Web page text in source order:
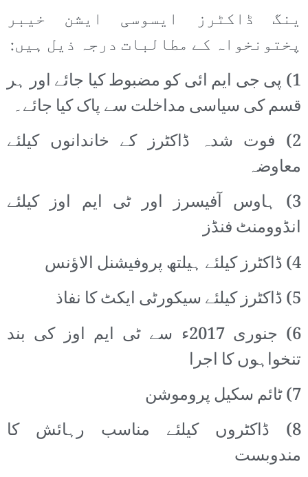
ینگ ڈاکٹرز ایسوسی ایشن خیبر
پختونخواہ کے مطالبات درجہ ذیل ہیں:
1) پی جی ایم ائی کو مضبوط کیا جائے اور ہر
قسم کی سیاسی مداخلت سے پاک کیا جائے۔
2) فوت شدہ ڈاکٹرز کے خاندانوں کیلئے
معاوضہ
3) ہاوس آفیسرز اور ٹی ایم اوز کیلئے
انڈوومنٹ فنڈز
4) ڈاکٹرز کیلئے ہیلتھ پروفیشنل الاؤنس
5) ڈاکٹرز کیلئے سیکورٹی ایکٹ کا نفاذ
6) جنوری 2017ء سے ٹی ایم اوز کی بند
تنخواہوں کا اجرا
7) ٹائم سکیل پروموشن
8) ڈاکٹروں کیلئے مناسب رہائش کا
مندوبست